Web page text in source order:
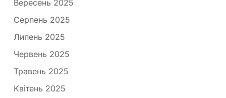
Вересень 2025
Серпень 2025
Липень 2025
Червень 2025
Травень 2025
Квітень 2025